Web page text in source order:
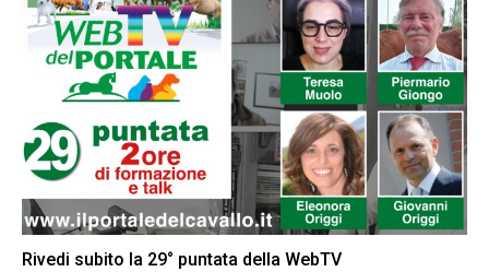
Rivedi subito la 29° puntata della WebTV